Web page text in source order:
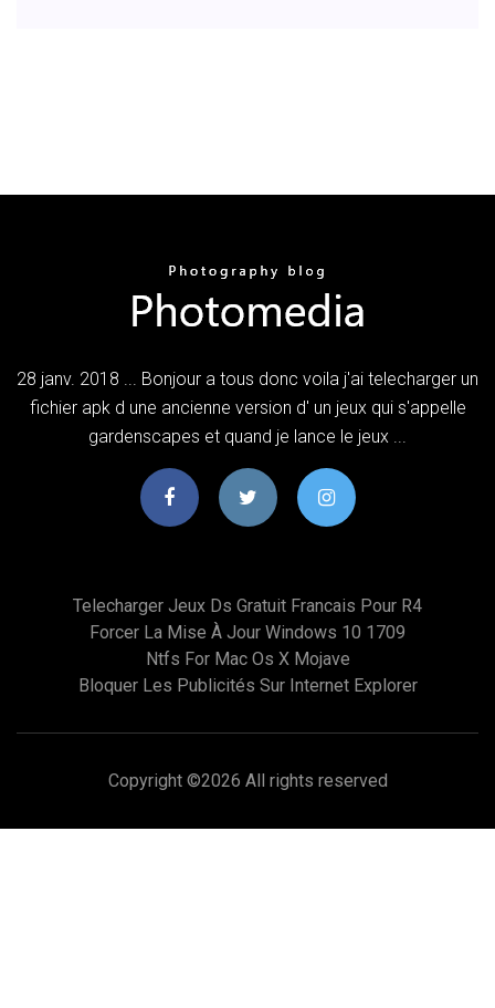
28 janv. 2018 ... Bonjour a tous donc voila j'ai telecharger un
fichier apk d une ancienne version d' un jeux qui s'appelle
gardenscapes et quand je lance le jeux ...
Telecharger Jeux Ds Gratuit Francais Pour R4
Forcer La Mise À Jour Windows 10 1709
Ntfs For Mac Os X Mojave
Bloquer Les Publicités Sur Internet Explorer
Copyright ©2026 All rights reserved